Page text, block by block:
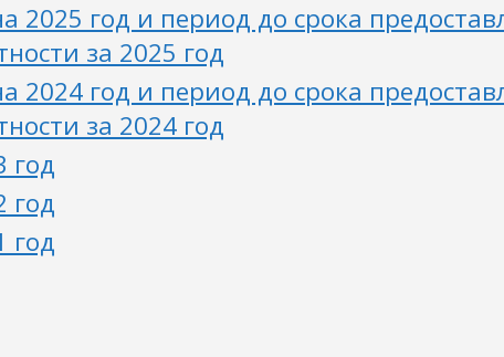
год и период до срока
за 2025 год
год и период до срока
за 2024 год
год
год
год